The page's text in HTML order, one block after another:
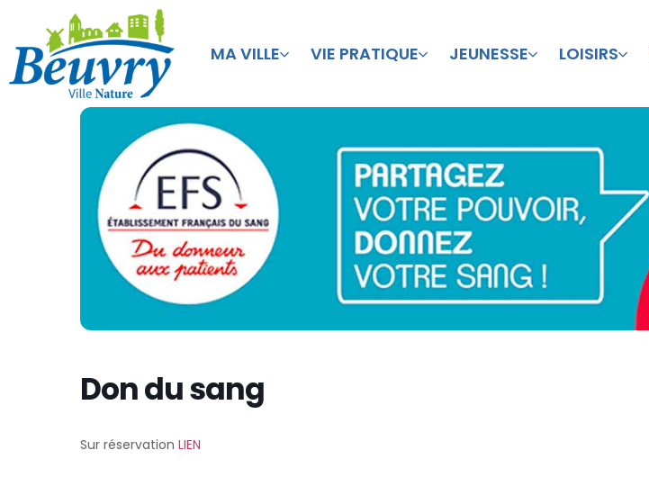
MA VILLE VIE PRATIQUE JEUNESSE LOISIRS
Don du sang
Sur réservation LIEN